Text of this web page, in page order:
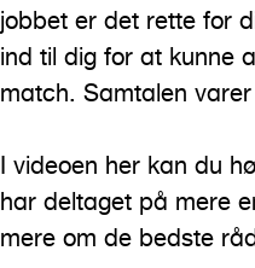
jobbet er det rette for
ind til dig for at kunne
match. Samtalen
I videoen her kan du
har deltaget på mere
mere om de bedste